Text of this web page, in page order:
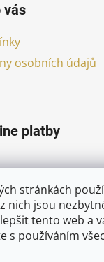
stránkách
nich jsou
tento web a
s používáním
vás
osobních údajů
platby